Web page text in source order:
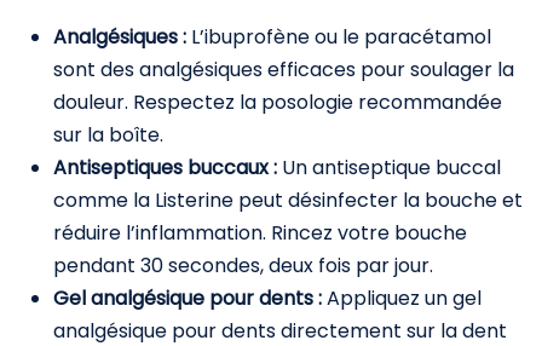
Analgésiques : L’ibuprofène ou le paracétamol
sont des analgésiques efficaces pour soulager la
douleur. Respectez la posologie recommandée
sur la boîte.
Antiseptiques buccaux : Un antiseptique buccal
comme la Listerine peut désinfecter la bouche et
réduire l’inflammation. Rincez votre bouche
pendant 30 secondes, deux fois par jour.
Gel analgésique pour dents :Appliquez un gel
analgésique pour dents directement sur la dent